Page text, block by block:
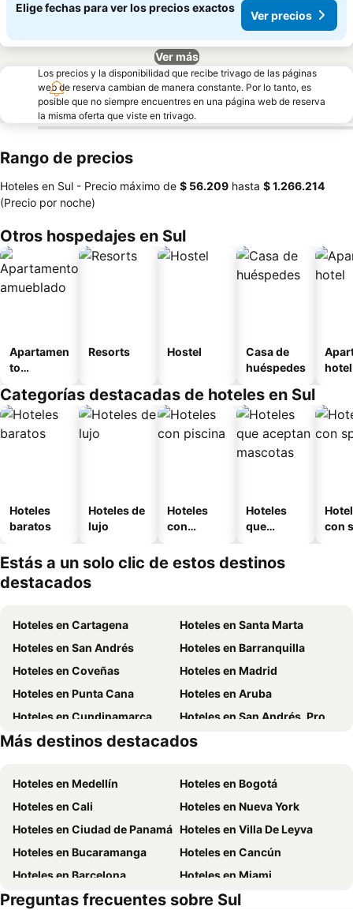
Elige fechas para ver los precios exactos
Ver precios
Ver más
Los precios y la disponibilidad que recibe trivago de las páginas
web de reserva cambian de manera constante. Por lo tanto, es
posible que no siempre encuentres en una página web de reserva
la misma oferta que viste en trivago.
Rango de precios
Hoteles en Sul - Precio máximo de ‎$ 56.209 hasta ‎$ 1.266.214
(Precio por noche)
Otros hospedajes en Sul
Apartamen
to
o
Resorts Hostel
Casa de
huéspedes
hotel
Categorías destacadas de hoteles en Sul
Hoteles
baratos
Hoteles de
lujo
Hoteles
con
Hoteles
que
mascotas
con
Estás a un solo clic de estos destinos
destacados
Hoteles en Cartagena
Hoteles en Santa Marta
Hoteles en San Andrés
Hoteles en Barranquilla
Hoteles en Coveñas
Hoteles en Madrid
Hoteles en Punta Cana
Hoteles en Aruba
Hoteles en Cundinamarca
Hoteles en San Andrés, Providencia and Santa Catalina
Hoteles en Panamá
Hoteles en República Dominicana
Más destinos destacados
Hoteles en Medellín
Hoteles en Bogotá
Hoteles en Cali
Hoteles en Nueva York
Hoteles en Ciudad de Panamá Hoteles en Villa De Leyva
Hoteles en Bucaramanga
Hoteles en Cancún
Hoteles en Barcelona
Hoteles en Miami
Hoteles en Melgar
Hoteles en París
Preguntas frecuentes sobre Sul